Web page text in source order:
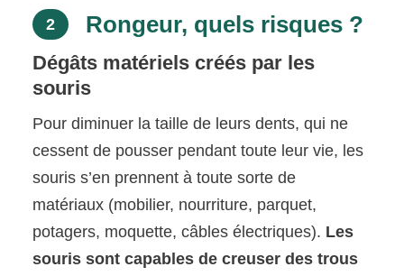
2 Rongeur, quels risques ?
Dégâts matériels créés par les
souris
Pour diminuer la taille de leurs dents, qui ne
cessent de pousser pendant toute leur vie, les
souris s’en prennent à toute sorte de
matériaux (mobilier, nourriture, parquet,
potagers, moquette, câbles électriques). Les
souris sont capables de creuser des trous